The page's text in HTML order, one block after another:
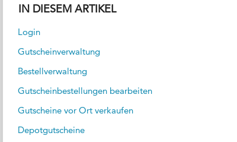
IN DIESEM ARTIKEL
Login
Gutscheinverwaltung
Bestellverwaltung
Gutscheinbestellungen bearbeiten
Gutscheine vor Ort verkaufen
Depotgutscheine